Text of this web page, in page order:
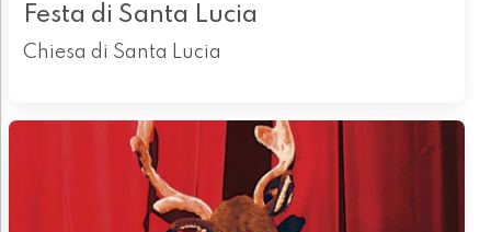
Festa di Santa Lucia
Chiesa di Santa Lucia